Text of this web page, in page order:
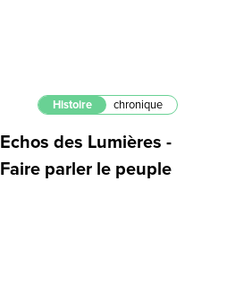
Histoire chronique
Echos des Lumières -
Faire parler le peuple